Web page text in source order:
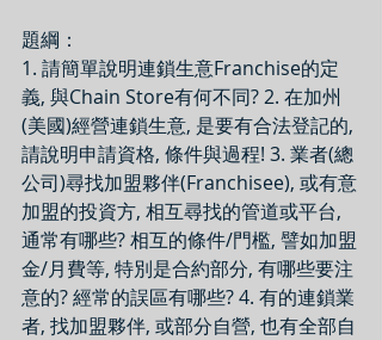
題綱：
1. 請簡單說明連鎖生意Franchise的定
義, 與Chain Store有何不同? 2. 在加州
(美國)經營連鎖生意, 是要有合法登記的,
請說明申請資格, 條件與過程! 3. 業者(總
公司)尋找加盟夥伴(Franchisee), 或有意
加盟的投資方, 相互尋找的管道或平台,
通常有哪些? 相互的條件/門檻, 譬如加盟
金/月費等, 特別是合約部分, 有哪些要注
意的? 經常的誤區有哪些? 4. 有的連鎖業
者, 找加盟夥伴, 或部分自營, 也有全部自